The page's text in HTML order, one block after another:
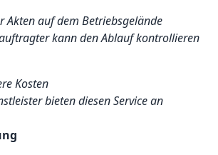
Akten auf dem Betriebsgelände
kann den Ablauf kontrollieren
Kosten
bieten diesen Service an